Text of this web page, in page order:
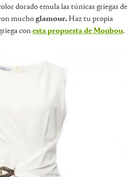
dorado emula las túnicas griegas de
muchoglamour. Haz tu propia
conesta propuesta de Monbou.